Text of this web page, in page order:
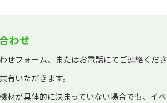
わせ
せフォーム、またはお電話にてご連絡くだ
有いただきます。
材が具体的に決まっていない場合でも、イ